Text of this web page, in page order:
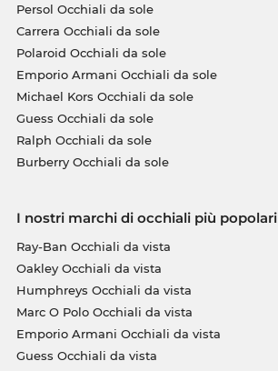
Persol Occhiali da sole
Carrera Occhiali da sole
Polaroid Occhiali da sole
Emporio Armani Occhiali da sole
Michael Kors Occhiali da sole
Guess Occhiali da sole
Ralph Occhiali da sole
Burberry Occhiali da sole
I nostri marchi di occhiali più popolari
Ray-Ban Occhiali da vista
Oakley Occhiali da vista
Humphreys Occhiali da vista
Marc O Polo Occhiali da vista
Emporio Armani Occhiali da vista
Guess Occhiali da vista